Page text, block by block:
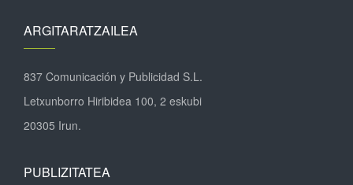
ARGITARATZAILEA
837 Comunicación y Publicidad S.L.
Letxunborro Hiribidea 100, 2 eskubi
20305 Irun.
PUBLIZITATEA